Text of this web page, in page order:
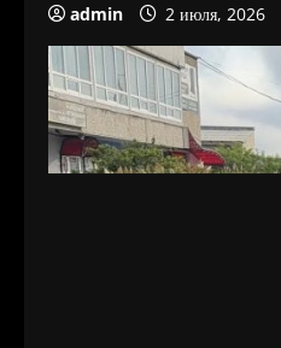
admin 2 июля, 2026